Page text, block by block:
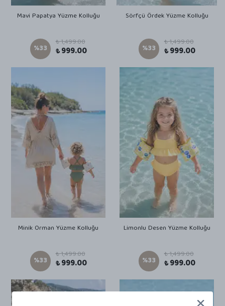
Mavi Papatya Yüzme Kolluğu
%33
₺ 1,499.00
₺ 999.00
Sörfçü Ördek Yüzme Kolluğu
%33
₺ 1,499.00
₺ 999.00
Minik Orman Yüzme Kolluğu
%33
₺ 1,499.00
₺ 999.00
Limonlu Desen Yüzme Kolluğu
%33
₺ 1,499.00
₺ 999.00